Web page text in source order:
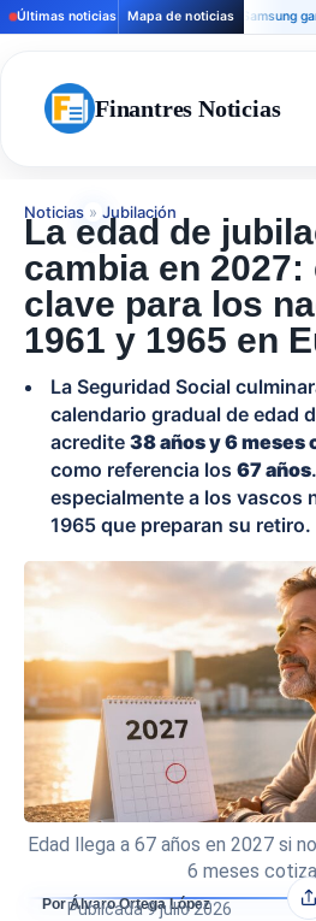
Últimas noticias Mapa de noticiasSamsung gana
Finantres Noticias
Noticias » Jubilación
La edad de
cambia en 2027:
clave para los
1961 y 1965 en
La Seguridad Social
calendario gradual de edad
acredite 38 años y 6 meses
como referencia los 67 años
especialmente a los vascos
1965 que preparan su retiro.
Edad llega a 67 años en 2027 si
6 meses
Por Álvaro Ortega López
Publicada9 julio 2026